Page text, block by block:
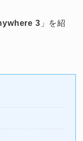
3 」を紹